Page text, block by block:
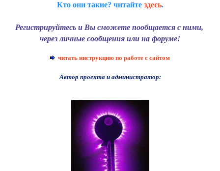
Кто они такие? читайте здесь.
Регистрируйтесь и Вы сможете пообщается с ними,
через личные сообщения или на форуме!
читать инструкцию по работе с сайтом
Автор проекта и администратор: